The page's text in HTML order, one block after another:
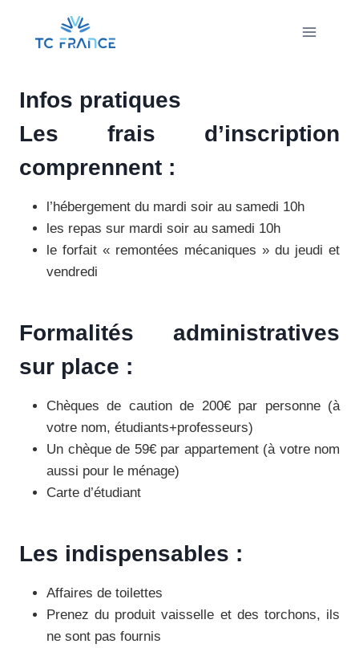
contenu
Infos pratiques
Les frais d’inscription
comprennent :
l’hébergement du mardi soir au samedi 10h
les repas sur mardi soir au samedi 10h
le forfait « remontées mécaniques » du jeudi et
vendredi
Formalités administratives
sur place :
Chèques de caution de 200€ par personne (à
votre nom, étudiants+professeurs)
Un chèque de 59€ par appartement (à votre nom
aussi pour le ménage)
Carte d’étudiant
Les indispensables :
Affaires de toilettes
Prenez du produit vaisselle et des torchons, ils
ne sont pas fournis